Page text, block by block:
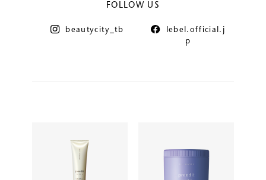
FOLLOW US
beautycity_tb
lebel.official.j
p